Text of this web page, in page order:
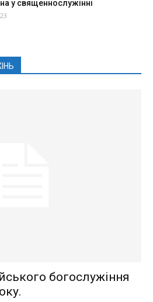
у священнослужінні
богослужіння